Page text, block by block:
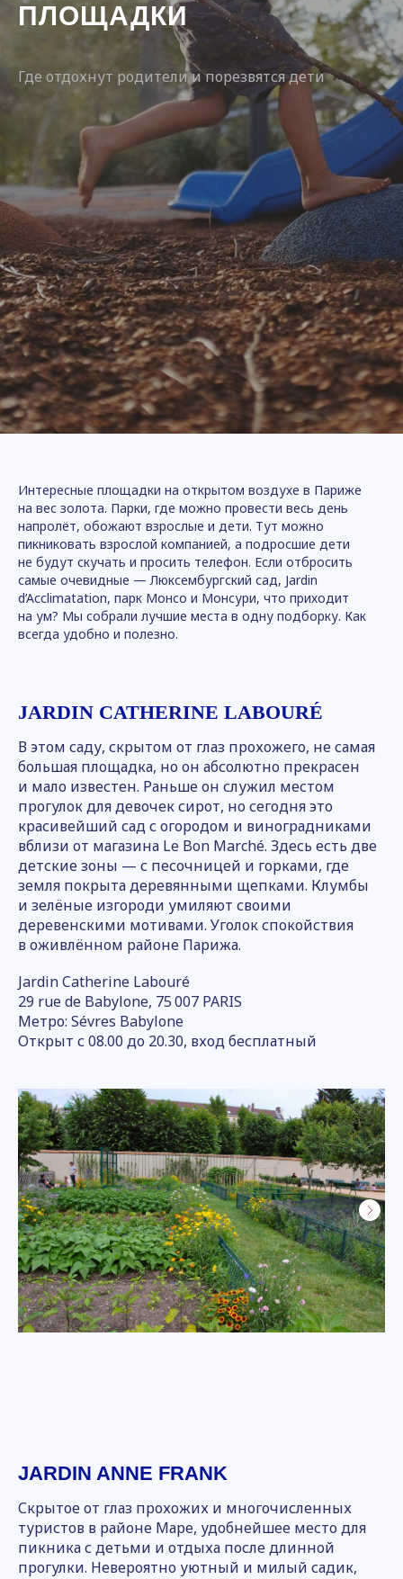
ПЛОЩАДКИ
Где отдохнут родители и порезвятся дети
Интересные площадки на открытом воздухе в Париже
на вес золота. Парки, где можно провести весь день
напролёт, обожают взрослые и дети. Тут можно
пикниковать взрослой компанией, а подросшие дети
не будут скучать и просить телефон. Если отбросить
самые очевидные — Люксембургский сад, Jardin
d’Acclimatation, парк Монсо и Монсури, что приходит
на ум? Мы собрали лучшие места в одну подборку. Как
всегда удобно и полезно.
JARDIN CATHERINE LABOURÉ
В этом саду, скрытом от глаз прохожего, не самая
большая площадка, но он абсолютно прекрасен
и мало известен. Раньше он служил местом
прогулок для девочек сирот, но сегодня это
красивейший сад с огородом и виноградниками
вблизи от магазина Le Bon Marché. Здесь есть две
детские зоны — с песочницей и горками, где
земля покрыта деревянными щепками. Клумбы
и зелёные изгороди умиляют своими
деревенскими мотивами. Уголок спокойствия
в оживлённом районе Парижа.
Jardin Catherine Labouré
29 rue de Babylone, 75 007 PARIS
Метро: Sévres Babylone
Открыт с 08.00 до 20.30, вход бесплатный
JARDIN ANNE FRANK
Скрытое от глаз прохожих и многочисленных
туристов в районе Маре, удобнейшее место для
пикника с детьми и отдыха после длинной
прогулки. Невероятно уютный и милый садик,